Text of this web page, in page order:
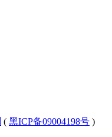
( 黑ICP备09004198号 )